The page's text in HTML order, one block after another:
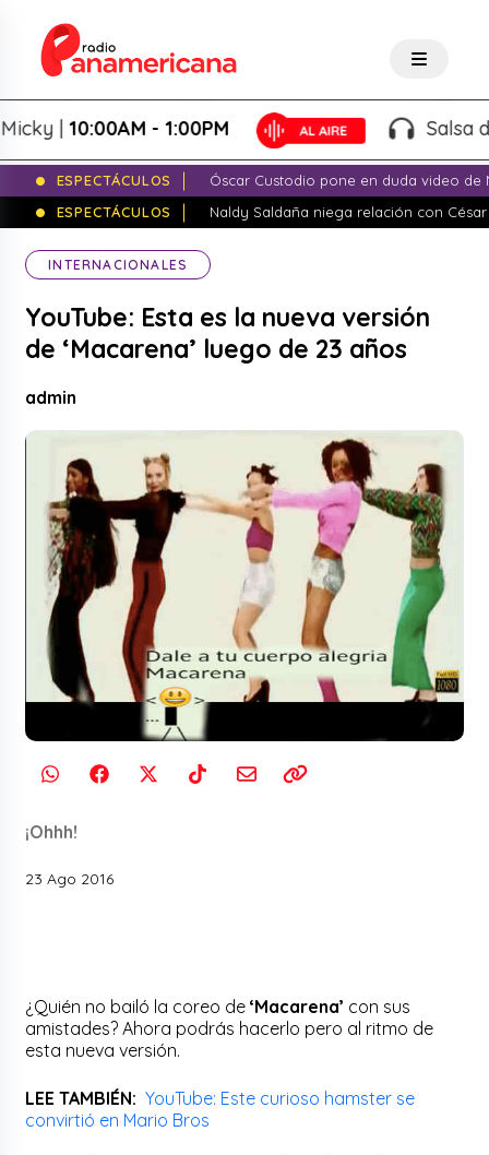
|10:00AM - 1:00PM Salsa de
ESPECTÁCULOS
Óscar Custodio pone en duda video de
ESPECTÁCULOS
Naldy Saldaña niega relación con
INTERNACIONALES
YouTube: Esta es la nueva versión
de ‘Macarena’ luego de 23 años
admin
¡Ohhh!
23 Ago 2016
¿Quién no bailó la coreo de‘Macarena’ con sus
amistades? Ahora podrás hacerlo pero al ritmo de
esta nueva versión.
LEE TAMBIÉN:YouTube: Este curioso hamster se
convirtió en Mario Bros